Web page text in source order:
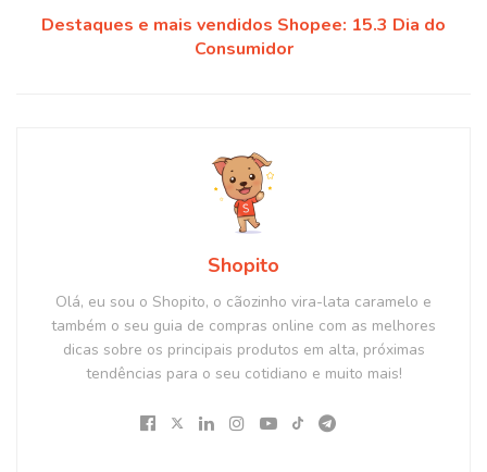
Destaques e mais vendidos Shopee: 15.3 Dia do
Consumidor
Shopito
Olá, eu sou o Shopito, o cãozinho vira-lata caramelo e
também o seu guia de compras online com as melhores
dicas sobre os principais produtos em alta, próximas
tendências para o seu cotidiano e muito mais!